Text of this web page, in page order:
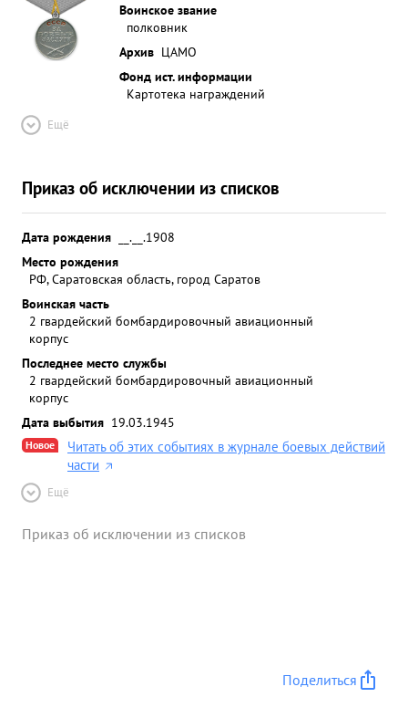
Воинское звание
полковник
Архив ЦАМО
Фонд ист. информации
Картотека награждений
Ещё
Приказ об исключении из списков
Дата рождения
__.__.1908
Место рождения
РФ, Саратовская область, город Саратов
Воинская часть
2 гвардейский бомбардировочный авиационный
корпус
Последнее место службы
2 гвардейский бомбардировочный авиационный
корпус
Дата выбытия 19.03.1945
Новое
Читать об этих событиях в журнале боевых действий
части
Ещё
Приказ об исключении из списков
Поделиться